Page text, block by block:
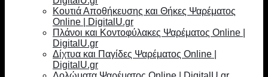
Κουτιά Αποθήκευσης και Θήκες Ψαρέματος
Online | DigitalU.gr
Πλάνοι και Κοντοφύλακες Ψαρέματος Online |
DigitalU.gr
Δίχτυα και Παγίδες Ψαρέματος Online |
DigitalU.gr